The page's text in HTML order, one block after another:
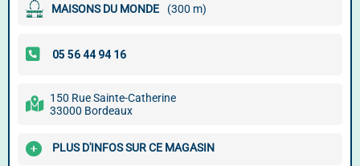
MAISONS DU MONDE (300 m)
150 Rue Sainte-Catherine
33000 Bordeaux
PLUS D'INFOS SUR CE MAGASIN